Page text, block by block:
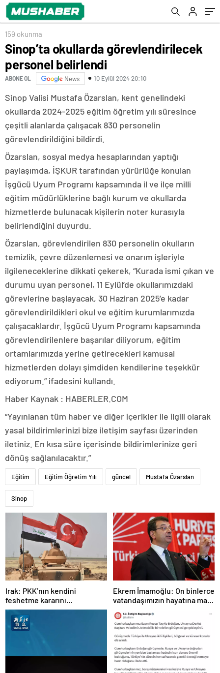
159 okunma
Sinop’ta okullarda görevlendirilecek
personel belirlendi
ABONE OL News 10 Eylül 2024 20:10
Sinop Valisi Mustafa Özarslan, kent genelindeki
okullarda 2024-2025 eğitim öğretim yılı süresince
çeşitli alanlarda çalışacak 830 personelin
görevlendirildiğini bildirdi.
Özarslan, sosyal medya hesaplarından yaptığı
paylaşımda, İŞKUR tarafından yürürlüğe konulan
İşgücü Uyum Programı kapsamında il ve ilçe milli
eğitim müdürlüklerine bağlı kurum ve okullarda
hizmetlerde bulunacak kişilerin noter kurasıyla
belirlendiğini duyurdu.
Özarslan, görevlendirilen 830 personelin okulların
temizlik, çevre düzenlemesi ve onarım işleriyle
ilgileneceklerine dikkati çekerek, “Kurada ismi çıkan ve
durumu uyan personel, 11 Eylül’de okullarımızdaki
görevlerine başlayacak, 30 Haziran 2025’e kadar
görevlendirildikleri okul ve eğitim kurumlarımızda
çalışacaklardır. İşgücü Uyum Programı kapsamında
görevlendirilenlere başarılar diliyorum, eğitim
ortamlarımızda yerine getirecekleri kamusal
hizmetlerden dolayı şimdiden kendilerine teşekkür
ediyorum.” ifadesini kullandı.
Haber Kaynak : HABERLER.COM
“Yayınlanan tüm haber ve diğer içerikler ile ilgili olarak
yasal bildirimlerinizi bize iletişim sayfası üzerinden
iletiniz. En kısa süre içerisinde bildirimlerinize geri
dönüş sağlanılacaktır.”
Eğitim Eğitim Öğretim Yılı güncel Mustafa Özarslan
Sinop
Irak: PKK’nın kendini
feshetme kararını
memnuniyetle karşılıyoruz
Ekrem İmamoğlu: On binlerce
vatandaşımızın hayatına mal
çok sevindim